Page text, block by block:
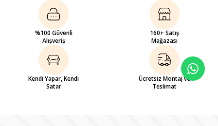
%100 Güvenli
Alışveriş
160+ Satış
Mağazası
Kendi Yapar, Kendi
Satar
Ücretsiz Montaj ve
Teslimat